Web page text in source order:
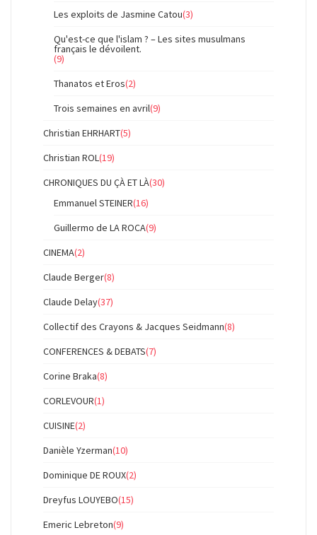
Les exploits de Jasmine Catou(3)
Qu'est-ce que l'islam ? – Les sites musulmans
français le dévoilent.
(9)
Thanatos et Eros(2)
Trois semaines en avril(9)
Christian EHRHART(5)
Christian ROL(19)
CHRONIQUES DU ÇÀ ET LÀ(30)
Emmanuel STEINER(16)
Guillermo de LA ROCA(9)
CINEMA(2)
Claude Berger(8)
Claude Delay(37)
Collectif des Crayons & Jacques Seidmann(8)
CONFERENCES & DEBATS(7)
Corine Braka(8)
CORLEVOUR(1)
CUISINE(2)
Danièle Yzerman(10)
Dominique DE ROUX(2)
Dreyfus LOUYEBO(15)
Emeric Lebreton(9)